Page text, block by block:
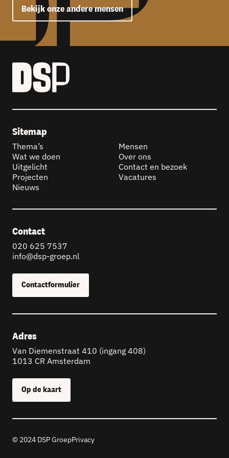
Bekijk onze andere mensen
Sitemap
Thema’s
Wat we doen
Uitgelicht
Projecten
Nieuws
Mensen
Over ons
Contact en bezoek
Vacatures
Contact
020 625 7537
info@dsp-groep.nl
Contactformulier
Adres
Van Diemenstraat 410 (ingang 408)
1013 CR Amsterdam
Op de kaart
© 2024 DSP GroepPrivacy